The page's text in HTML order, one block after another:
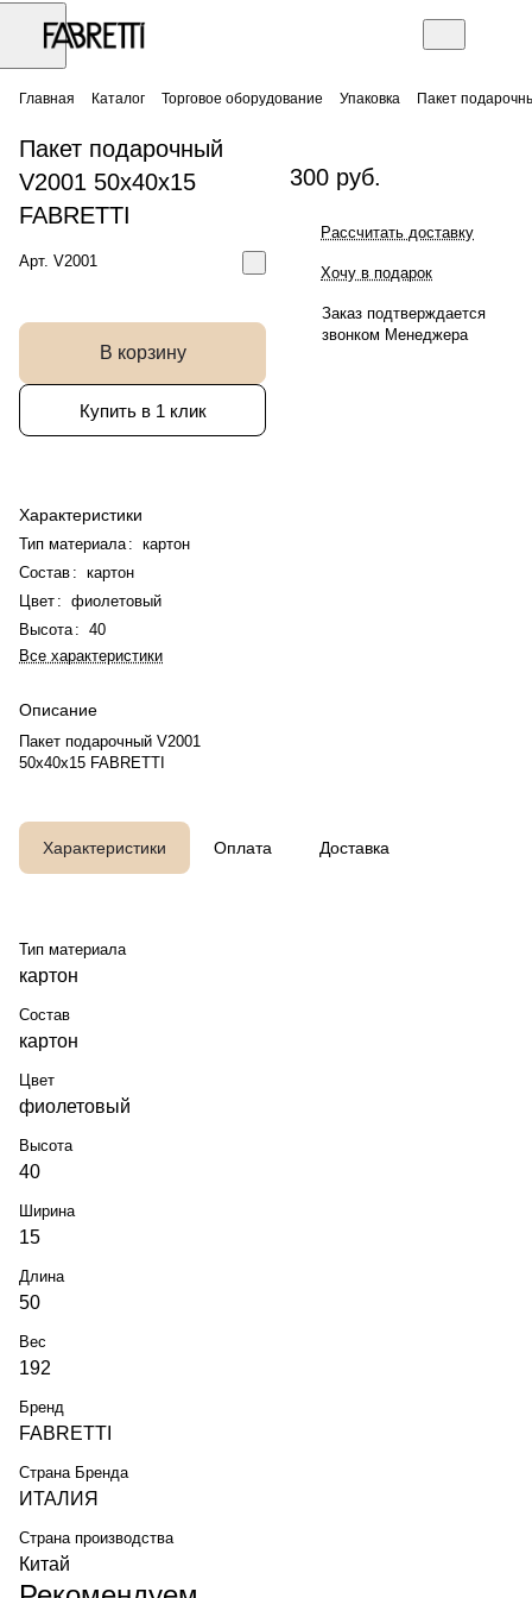
Главная Каталог Торговое оборудование Упаковка Пакет
Пакет подарочный
V2001 50x40x15
FABRETTI
Арт. V2001
В корзину
Купить в 1 клик
Характеристики
Тип материала : картон
Состав : картон
Цвет : фиолетовый
Высота : 40
Все характеристики
Описание
Пакет подарочный V2001
50x40x15 FABRETTI
300 руб.
Рассчитать доставку
Хочу в подарок
Заказ подтверждается
звонком Менеджера
Характеристики Оплата Доставка
Тип материала
картон
Состав
картон
Цвет
фиолетовый
Высота
40
Ширина
15
Длина
50
Вес
192
Бренд
FABRETTI
Страна Бренда
ИТАЛИЯ
Страна производства
Китай